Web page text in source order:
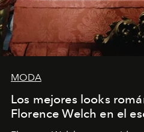
MODA
Los mejores looks
Florence Welch en el